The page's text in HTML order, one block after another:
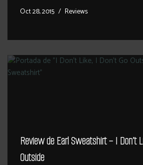
Oct 28, 2015 Reviews
Review de Earl Sweatshirt – I Don’t
Outside